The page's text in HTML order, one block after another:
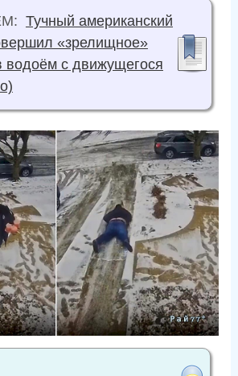
Тучный американский
«зрелищное»
водоём с движущегося